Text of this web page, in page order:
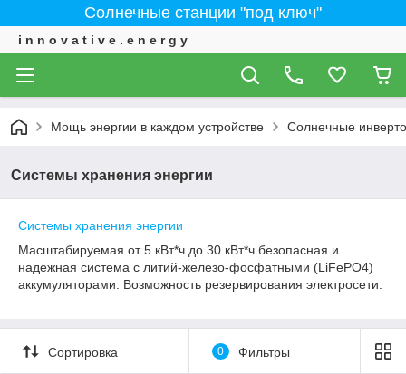
Солнечные станции "под ключ"
i n n o v a t i v e . e n e r g y
Мощь энергии в каждом устройстве Солнечные
Системы хранения энергии
Системы хранения энергии
Масштабируемая от 5 кВт*ч до 30 кВт*ч безопасная и
надежная система с литий-железо-фосфатными (LiFePO4)
аккумуляторами. Возможность резервирования электросети.
Сортировка 0 Фильтры